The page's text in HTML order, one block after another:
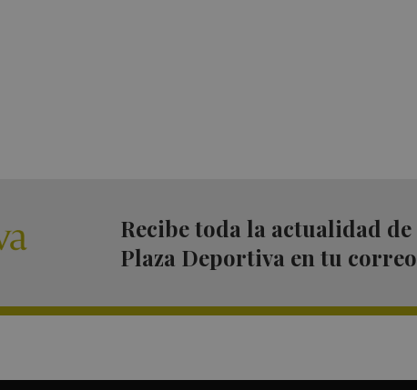
Recibe toda la actualidad de
Plaza Deportiva en tu correo